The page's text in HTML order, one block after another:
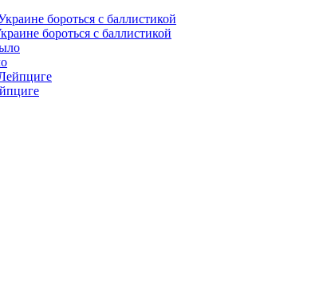
бороться с баллистикой